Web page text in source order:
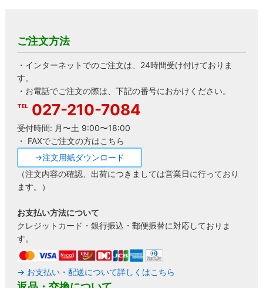
ご注文方法
・インターネットでのご注文は、24時間受け付けておりま
す。
・お電話でご注文の際は、下記の番号におかけください。
027-210-7084
受付時間: 月〜土 9:00〜18:00
・ FAXでご注文の方はこちら
→注文用紙ダウンロード
（注文内容の確認、出荷につきましては営業日に行っており
ます。）
お支払い方法について
クレジットカード・銀行振込・郵便振替に対応しておりま
す。
→ お支払い・配送について詳しくはこちら